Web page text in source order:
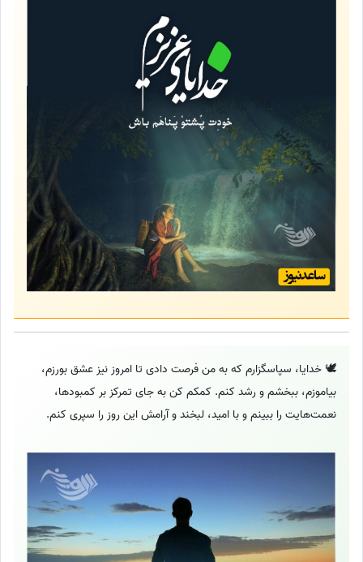
🕊️ خدایا، سپاسگزارم که به من فرصت دادی تا امروز نیز عشق بورزم،
بیاموزم، ببخشم و رشد کنم. کمکم کن به جای تمرکز بر کمبودها،
نعمت‌هایت را ببینم و با امید، لبخند و آرامش این روز را سپری کنم.